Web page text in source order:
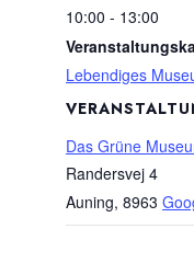
10:00 - 13:00
Lebendiges
Das Grüne
Randersvej 4
Auning, 8963